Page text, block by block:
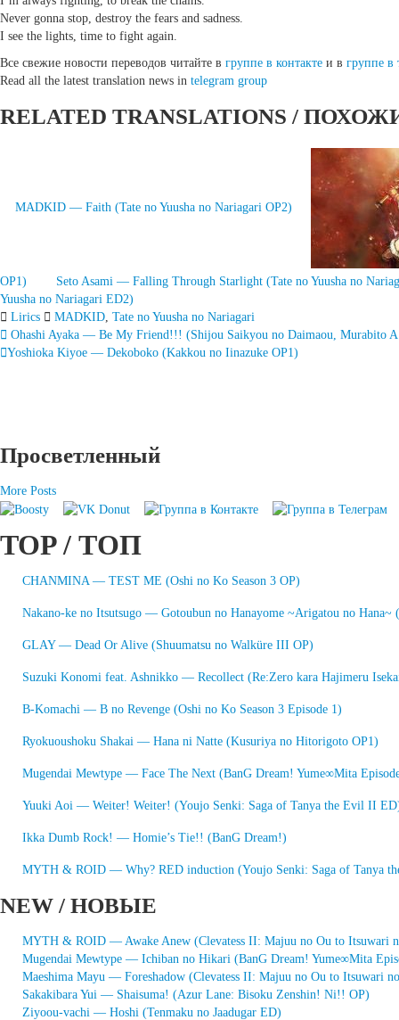
Never gonna stop, destroy the fears and sadness.
I see the lights, time to fight again.
Все свежие новости переводов читайте в группе в контакте и в группе в
Read all the latest translation news in telegram group
RELATED TRANSLATIONS /
MADKID — Faith (Tate no Yuusha no Nariagari OP2)
OP1)
Seto Asami — Falling Through Starlight (Tate no Yuusha no
Yuusha no Nariagari ED2)
Lirics
MADKID, Tate no Yuusha no Nariagari
Запись
Ohashi Ayaka — Be My Friend!!! (Shijou Saikyou no Daimaou, Murabito A
Yoshioka Kiyoe — Dekoboko (Kakkou no Iinazuke OP1)
Просветленный
More Posts
TOP / ТОП
CHANMINA — TEST ME (Oshi no Ko Season 3 OP)
Nakano-ke no Itsutsugo — Gotoubun no Hanayome ~Arigatou no Hana~
GLAY — Dead Or Alive (Shuumatsu no Walküre III OP)
Suzuki Konomi feat. Ashnikko — Recollect (Re:Zero kara Hajimeru
B-Komachi — B no Revenge (Oshi no Ko Season 3 Episode 1)
Ryokuoushoku Shakai — Hana ni Natte (Kusuriya no Hitorigoto OP1)
Mugendai Mewtype — Face The Next (BanG Dream! Yume∞Mita
Yuuki Aoi — Weiter! Weiter! (Youjo Senki: Saga of Tanya the Evil II
Ikka Dumb Rock! — Homie’s Tie!! (BanG Dream!)
MYTH & ROID — Why? RED induction (Youjo Senki: Saga of Tanya
NEW / НОВЫЕ
MYTH & ROID — Awake Anew (Clevatess II: Majuu no Ou to Itsuwari
Mugendai Mewtype — Ichiban no Hikari (BanG Dream! Yume∞Mita
Maeshima Mayu — Foreshadow (Clevatess II: Majuu no Ou to Itsuwari no
Sakakibara Yui — Shaisuma! (Azur Lane: Bisoku Zenshin! Ni!! OP)
Ziyoou-vachi — Hoshi (Tenmaku no Jaadugar ED)